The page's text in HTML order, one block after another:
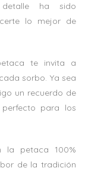
ha sido
lo mejor de
te invita a
sorbo. Ya sea
un recuerdo de
para los
la petaca 100%
de la tradición